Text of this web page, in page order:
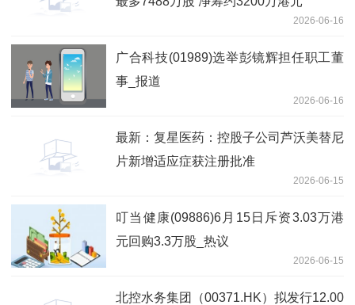
2026-06-16
广合科技(01989)选举彭镜辉担任职工董
事_报道
2026-06-16
最新：复星医药：控股子公司芦沃美替尼
片新增适应症获注册批准
2026-06-15
叮当健康(09886)6月15日斥资3.03万港
元回购3.3万股_热议
2026-06-15
北控水务集团（00371.HK）拟发行12.00